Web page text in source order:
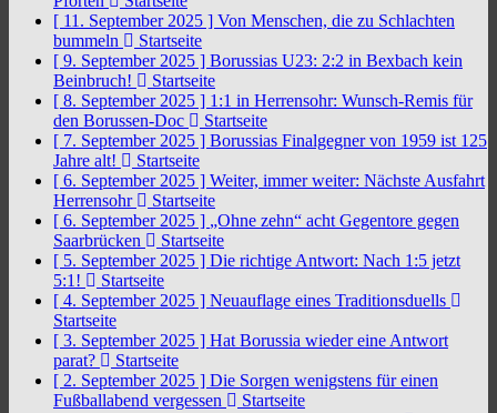
[ 11. September 2025 ] Von Menschen, die zu Schlachten
bummeln
Startseite
[ 9. September 2025 ] Borussias U23: 2:2 in Bexbach kein
Beinbruch!
Startseite
[ 8. September 2025 ] 1:1 in Herrensohr: Wunsch-Remis für
den Borussen-Doc
Startseite
[ 7. September 2025 ] Borussias Finalgegner von 1959 ist 125
Jahre alt!
Startseite
[ 6. September 2025 ] Weiter, immer weiter: Nächste Ausfahrt
Herrensohr
Startseite
[ 6. September 2025 ] „Ohne zehn“ acht Gegentore gegen
Saarbrücken
Startseite
[ 5. September 2025 ] Die richtige Antwort: Nach 1:5 jetzt
5:1!
Startseite
[ 4. September 2025 ] Neuauflage eines Traditionsduells
Startseite
[ 3. September 2025 ] Hat Borussia wieder eine Antwort
parat?
Startseite
[ 2. September 2025 ] Die Sorgen wenigstens für einen
Fußballabend vergessen
Startseite